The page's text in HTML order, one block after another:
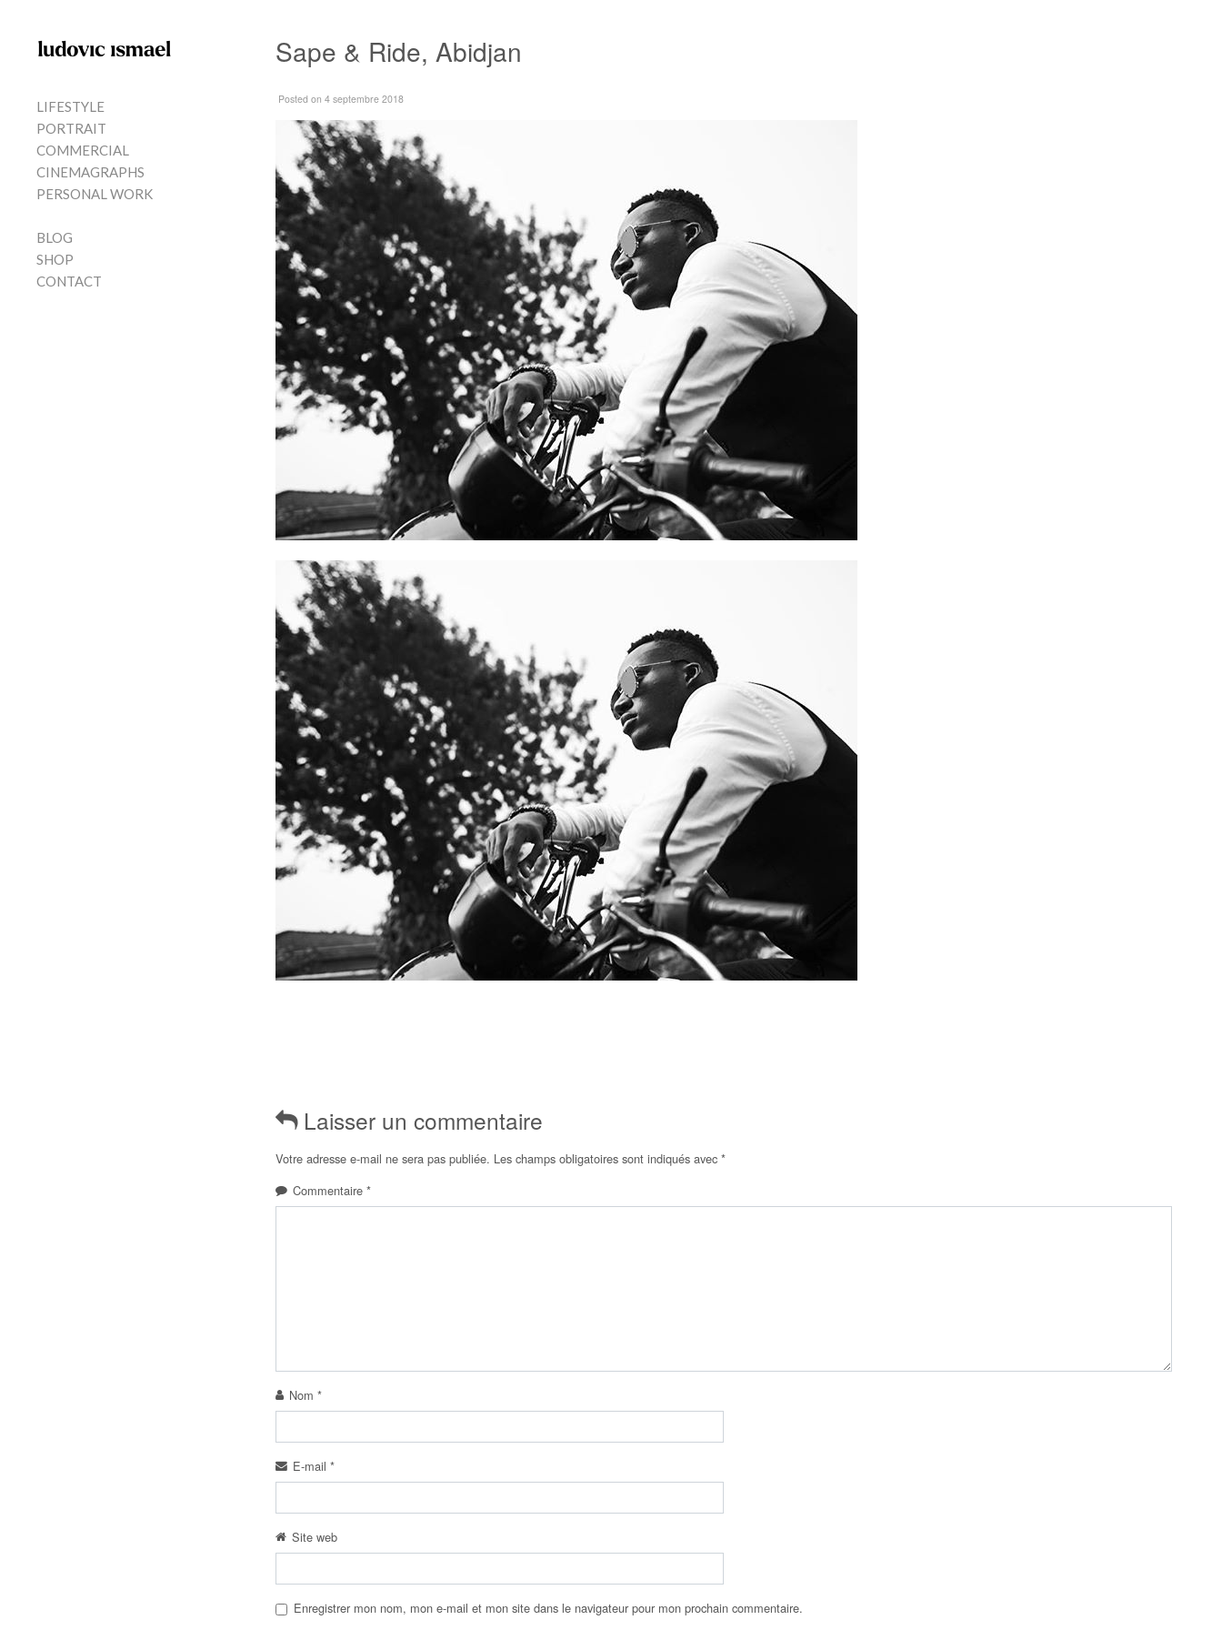
LIFESTYLE
PORTRAIT
COMMERCIAL
CINEMAGRAPHS
PERSONAL WORK
BLOG
SHOP
CONTACT
Sape & Ride, Abidjan
Posted on 4 septembre 2018
Laisser un commentaire
Votre adresse e-mail ne sera pas publiée. Les champs obligatoires sont indiqués avec *
Commentaire *
Nom *
E-mail *
Site web
Enregistrer mon nom, mon e-mail et mon site dans le navigateur pour mon prochain commentaire.